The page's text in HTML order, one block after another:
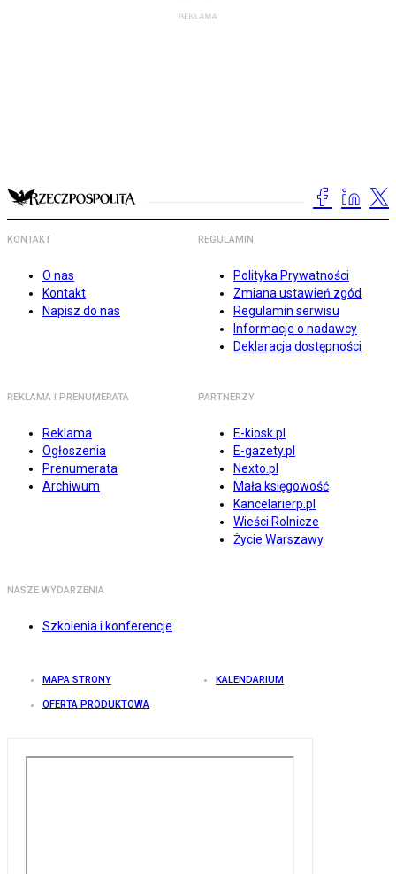
KONTAKT
O nas
Kontakt
Napisz do nas
REGULAMIN
Polityka Prywatności
Zmiana ustawień zgód
Regulamin serwisu
Informacje o nadawcy
Deklaracja dostępności
REKLAMA I PRENUMERATA
Reklama
Ogłoszenia
Prenumerata
Archiwum
PARTNERZY
E-kiosk.pl
E-gazety.pl
Nexto.pl
Mała księgowość
Kancelarierp.pl
Wieści Rolnicze
Życie Warszawy
NASZE WYDARZENIA
Szkolenia i konferencje
MAPA STRONY KALENDARIUM
OFERTA PRODUKTOWA